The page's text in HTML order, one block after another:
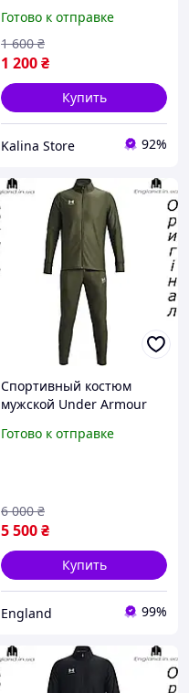
Спортивный костюм худи
+ брюки Костюм Nike для
мужчин
Готово к отправке
1 200₴
1 600 ₴
Купить
Kalina Store 92%
Спортивный костюм
мужской Under Armour
Tracksuit из Англии - для
Готово к отправке
5 500₴
6 000 ₴
Купить
England 99%